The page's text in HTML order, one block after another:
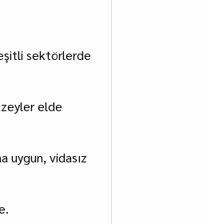
sektörlerde
elde
uygun, vidasız